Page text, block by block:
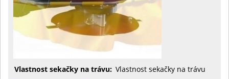
Vlastnost sekačky na trávu: Vlastnost sekačky na trávu